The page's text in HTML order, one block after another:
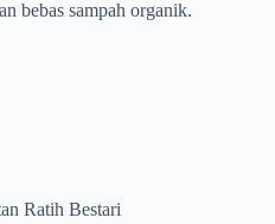
bebas sampah organik.
Ratih Bestari